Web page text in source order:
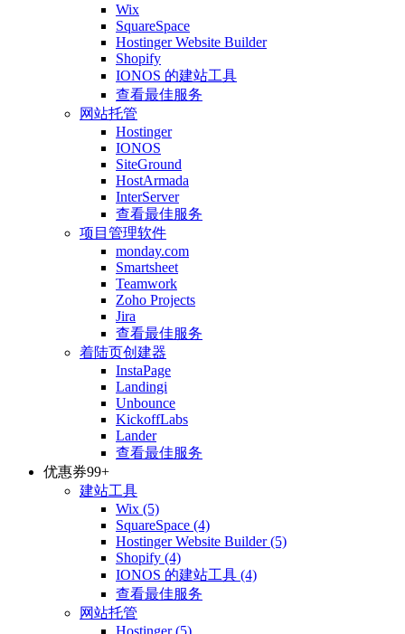
Wix
SquareSpace
Hostinger Website Builder
Shopify
IONOS 的建站工具
查看最佳服务
网站托管
Hostinger
IONOS
SiteGround
HostArmada
InterServer
查看最佳服务
项目管理软件
monday.com
Smartsheet
Teamwork
Zoho Projects
Jira
查看最佳服务
着陆页创建器
InstaPage
Landingi
Unbounce
KickoffLabs
Lander
查看最佳服务
优惠券99+
建站工具
Wix (5)
SquareSpace (4)
Hostinger Website Builder(5)
Shopify (4)
IONOS 的建站工具 (4)
查看最佳服务
网站托管
Hostinger(5)